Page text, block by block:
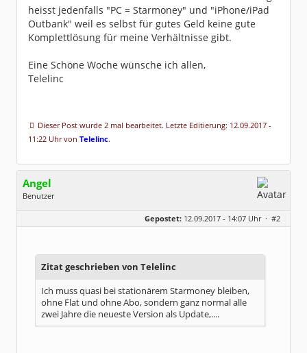
heisst jedenfalls "PC = Starmoney" und "iPhone/iPad
Outbank" weil es selbst für gutes Geld keine gute
Komplettlösung für meine Verhältnisse gibt.
Eine Schöne Woche wünsche ich allen,
Telelinc
Dieser Post wurde 2 mal bearbeitet. Letzte Editierung: 12.09.2017 -
11:22 Uhr von Telelinc.
Angel
Benutzer
Alter:
43
Gepostet: 12.09.2017 - 14:07 Uhr · #2
Zitat geschrieben von Telelinc
Ich muss quasi bei stationärem Starmoney bleiben,
ohne Flat und ohne Abo, sondern ganz normal alle
zwei Jahre die neueste Version als Update,....